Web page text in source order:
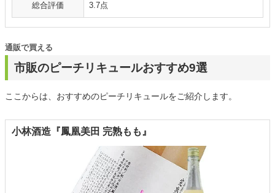
総合評価 3.7点
市販のピーチリキュールおすすめ9選
通販で買える
ここからは、おすすめのピーチリキュールをご紹介します。
小林酒造『鳳凰美田 完熟もも』